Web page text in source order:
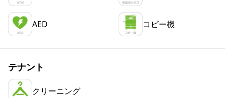
AED コピー機
テナント
クリーニング